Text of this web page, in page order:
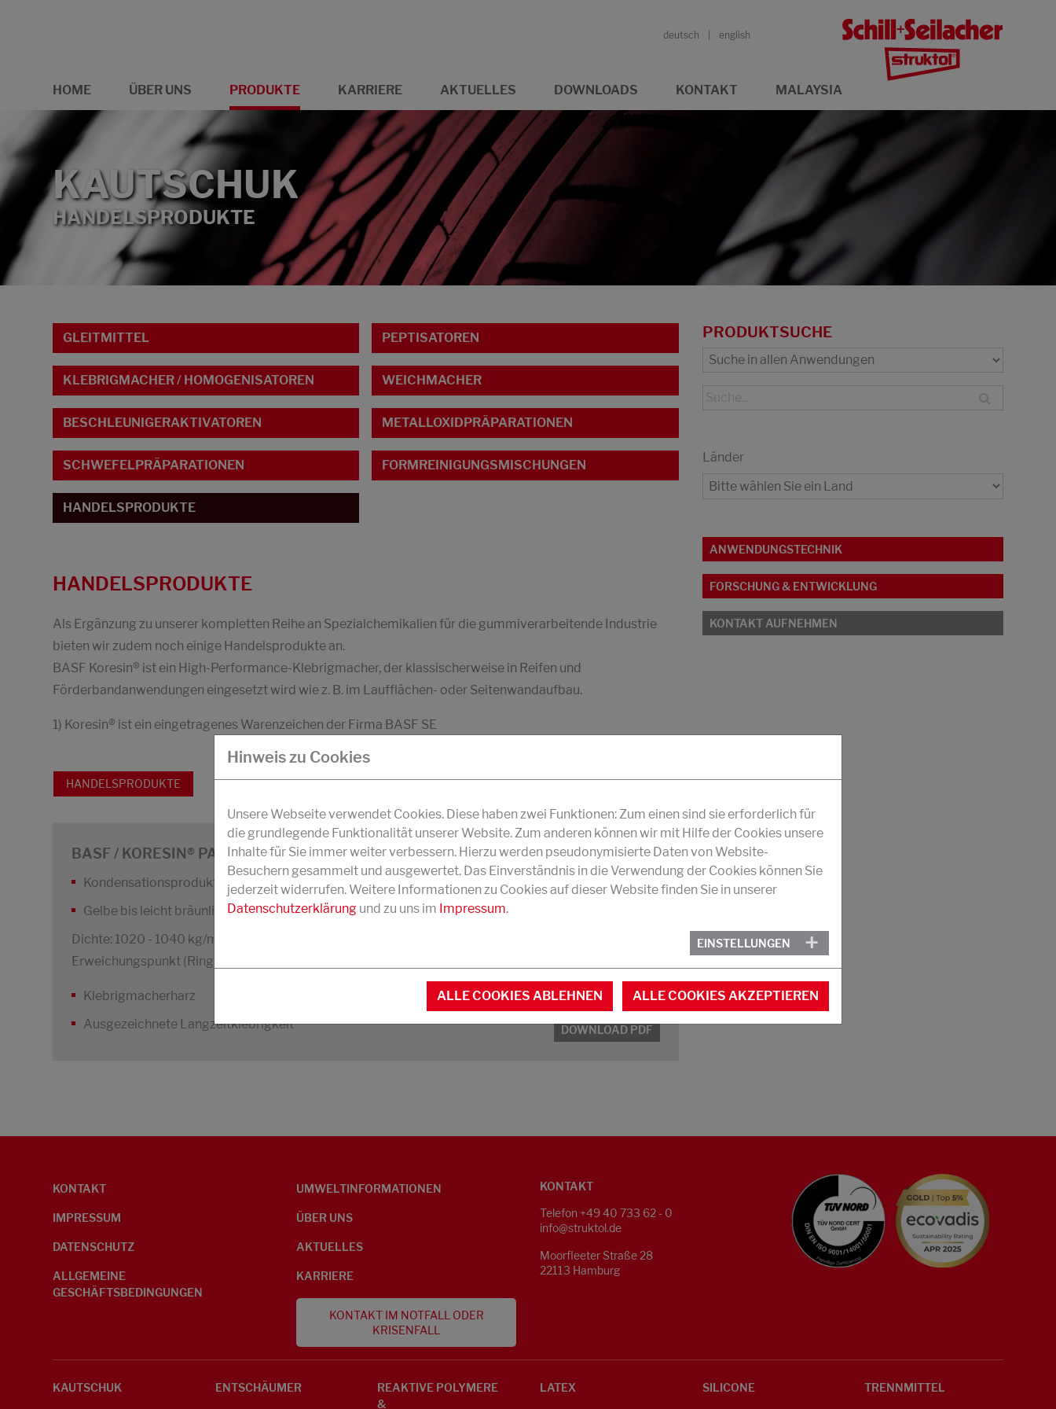
deutsch english
HOME ÜBER UNS PRODUKTE KARRIERE AKTUELLES DOWNLOADS KONTAKT MALAYSIA
KAUTSCHUK
HANDELSPRODUKTE
GLEITMITTEL PEPTISATOREN
KLEBRIGMACHER / HOMOGENISATOREN WEICHMACHER
BESCHLEUNIGERAKTIVATOREN METALLOXIDPRÄPARATIONEN
SCHWEFELPRÄPARATIONEN FORMREINIGUNGSMISCHUNGEN
HANDELSPRODUKTE
HANDELSPRODUKTE
Als Ergänzung zu unserer kompletten Reihe an Spezialchemikalien für die gummiverarbeitende Industrie
bieten wir zudem noch einige Handelsprodukte an.
BASF Koresin® ist ein High-Performance-Klebrigmacher, der klassischerweise in Reifen und
Förderbandanwendungen eingesetzt wird wie z. B. im Laufflächen- oder Seitenwandaufbau.
1) Koresin® ist ein eingetragenes Warenzeichen der Firma BASF SE
HANDELSPRODUKTE
BASF / KORESIN® PASTILLEN
Kondensationsprodukt von Butylphenol und Acetylen
Gelbe bis leicht bräunliche Pastillen
Dichte: 1020 - 1040 kg/m³
Erweichungspunkt (Ring-Kugel): 135–150 °C
Klebrigmacherharz
Ausgezeichnete Langzeitklebrigkeit
DOWNLOAD PDF
PRODUKTSUCHE
Länder
ANWENDUNGSTECHNIK
FORSCHUNG & ENTWICKLUNG
KONTAKT AUFNEHMEN
KONTAKT
IMPRESSUM
DATENSCHUTZ
ALLGEMEINE
GESCHÄFTSBEDINGUNGEN
UMWELTINFORMATIONEN
ÜBER UNS
AKTUELLES
KARRIERE
KONTAKT IM NOTFALL ODER
KRISENFALL
KONTAKT
Telefon +49 40 733 62 - 0
info@struktol.de
Moorfleeter Straße 28
22113 Hamburg
KAUTSCHUK ENTSCHÄUMER
REAKTIVE POLYMERE
&
LATEX SILICONE TRENNMITTEL
Hinweis zu Cookies
Unsere Webseite verwendet Cookies. Diese haben zwei Funktionen: Zum einen sind sie erforderlich für
die grundlegende Funktionalität unserer Website. Zum anderen können wir mit Hilfe der Cookies unsere
Inhalte für Sie immer weiter verbessern. Hierzu werden pseudonymisierte Daten von Website-
Besuchern gesammelt und ausgewertet. Das Einverständnis in die Verwendung der Cookies können Sie
jederzeit widerrufen. Weitere Informationen zu Cookies auf dieser Website finden Sie in unserer
Datenschutzerklärung und zu uns im Impressum.
EINSTELLUNGEN
ALLE COOKIES ABLEHNEN ALLE COOKIES AKZEPTIEREN